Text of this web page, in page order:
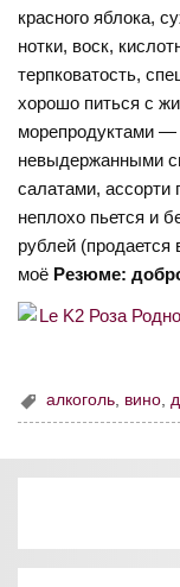
красного яблока,
нотки, воск,
терпковатость,
хорошо питься с
морепродуктами —
невыдержанными
салатами, ассорти
неплохо пьется и
рублей (продается
моё Резюме:
алкоголь, вино,